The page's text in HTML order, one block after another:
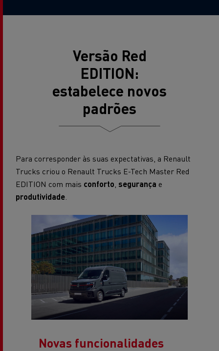
Versão Red
EDITION:
estabelece novos
padrões
Para corresponder às suas expectativas, a Renault
Trucks criou o Renault Trucks E-Tech Master Red
EDITION com mais conforto, segurança e
produtividade.
Novas funcionalidades